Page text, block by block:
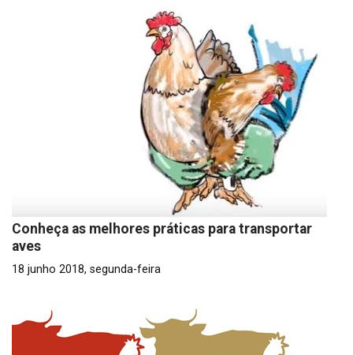
Conheça as melhores práticas para transportar
aves
18 junho 2018, segunda-feira